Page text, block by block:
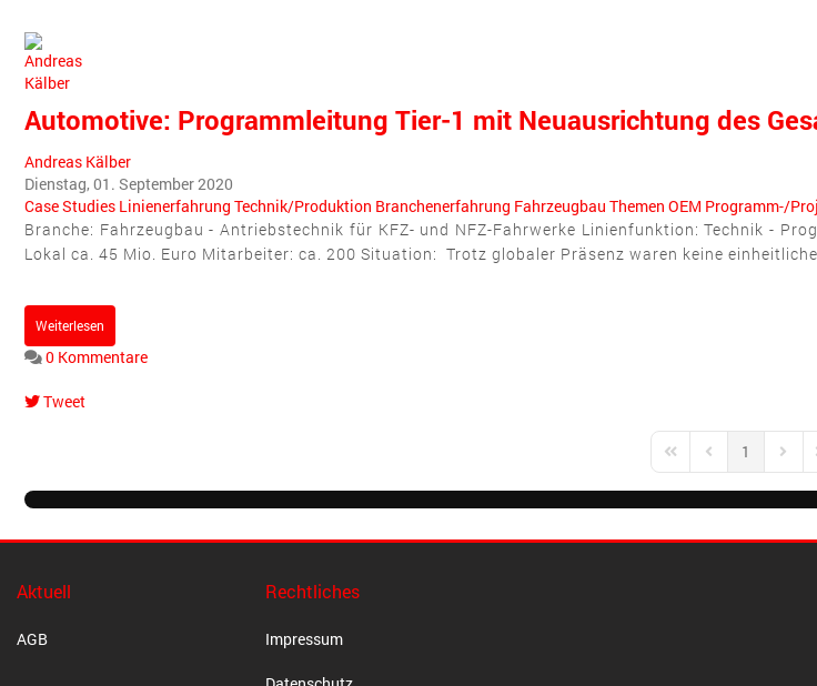
Automotive: Programmleitung Tier-1 mit Neuausrichtung des
Andreas Kälber
Dienstag, 01. September 2020
Case Studies Linienerfahrung Technik/Produktion Branchenerfahrung Fahrzeugbau Themen OEM Programm-/
Branche: Fahrzeugbau - Antriebstechnik für KFZ- und NFZ-Fahrwerke Linienfunktion: Technik -
Lokal ca. 45 Mio. Euro Mitarbeiter: ca. 200 Situation: Trotz globaler Präsenz waren keine
Weiterlesen
0 Kommentare
Tweet
First PagePrevious Page
1 Next
Aktuell
AGB
Rechtliches
Impressum